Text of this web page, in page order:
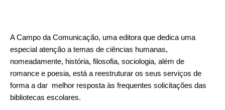
A Campo da Comunicação, uma editora que dedica uma
especial atenção a temas de ciências humanas,
nomeadamente, história, filosofia, sociologia, além de
romance e poesia, está a reestruturar os seus serviços de
forma a dar melhor resposta às frequentes solicitações das
bibliotecas escolares.